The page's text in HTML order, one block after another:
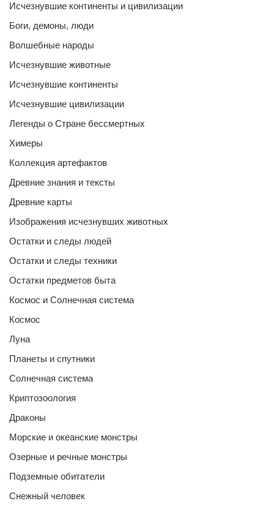
Исчезнувшие континенты и цивилизации
Боги, демоны, люди
Волшебные народы
Исчезнувшие животные
Исчезнувшие континенты
Исчезнувшие цивилизации
Легенды о Стране бессмертных
Химеры
Коллекция артефактов
Древние знания и тексты
Древние карты
Изображения исчезнувших животных
Остатки и следы людей
Остатки и следы техники
Остатки предметов быта
Космос и Солнечная система
Космос
Луна
Планеты и спутники
Солнечная система
Криптозоология
Драконы
Морские и океанские монстры
Озерные и речные монстры
Подземные обитатели
Снежный человек